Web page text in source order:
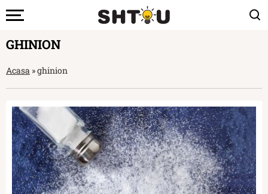
GHINION
Acasa »ghinion